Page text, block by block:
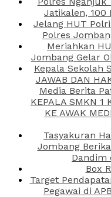
Jatikalen, 100
Jelang HUT
Polres
Meriahkan
Jombang Gelar
Kepala Sekolah
JAWAB DAN
Media Berita
KEPALA SMKN 1
KE AWAK
Tasyakuran
Jombang
Dandim
Box
Target
Pegawai di